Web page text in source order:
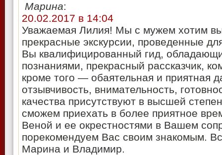
Марина:
20.02.2017 в 14:04
Уважаемая Лилия! Мы с мужем хотим
прекрасные экскурсии, проведенные
Вы квалифицированный гид,
познаниями, прекрасный рассказчик,
кроме того — обаятельная и приятная
отзывчивость, внимательность,
качества присутствуют в высшей
сможем приехать в более приятное
Веной и ее окрестностями в Вашем
порекомендуем Вас своим знакомым.
Марина и Владимир.